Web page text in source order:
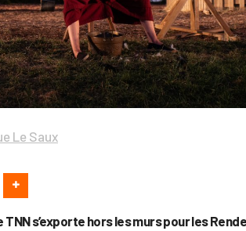
Le Saux
s’exporte hors les murs pour les